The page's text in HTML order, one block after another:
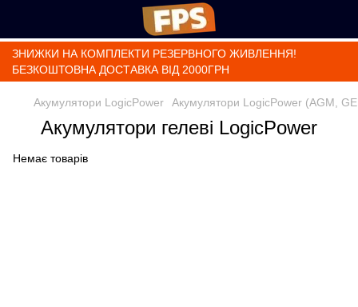
ЗНИЖКИ НА КОМПЛЕКТИ РЕЗЕРВНОГО ЖИВЛЕННЯ!
БЕЗКОШТОВНА ДОСТАВКА ВІД 2000ГРН
Акумулятори LogicPower Акумулятори LogicPower (AGM,
Акумулятори гелеві LogicPower
Немає товарів